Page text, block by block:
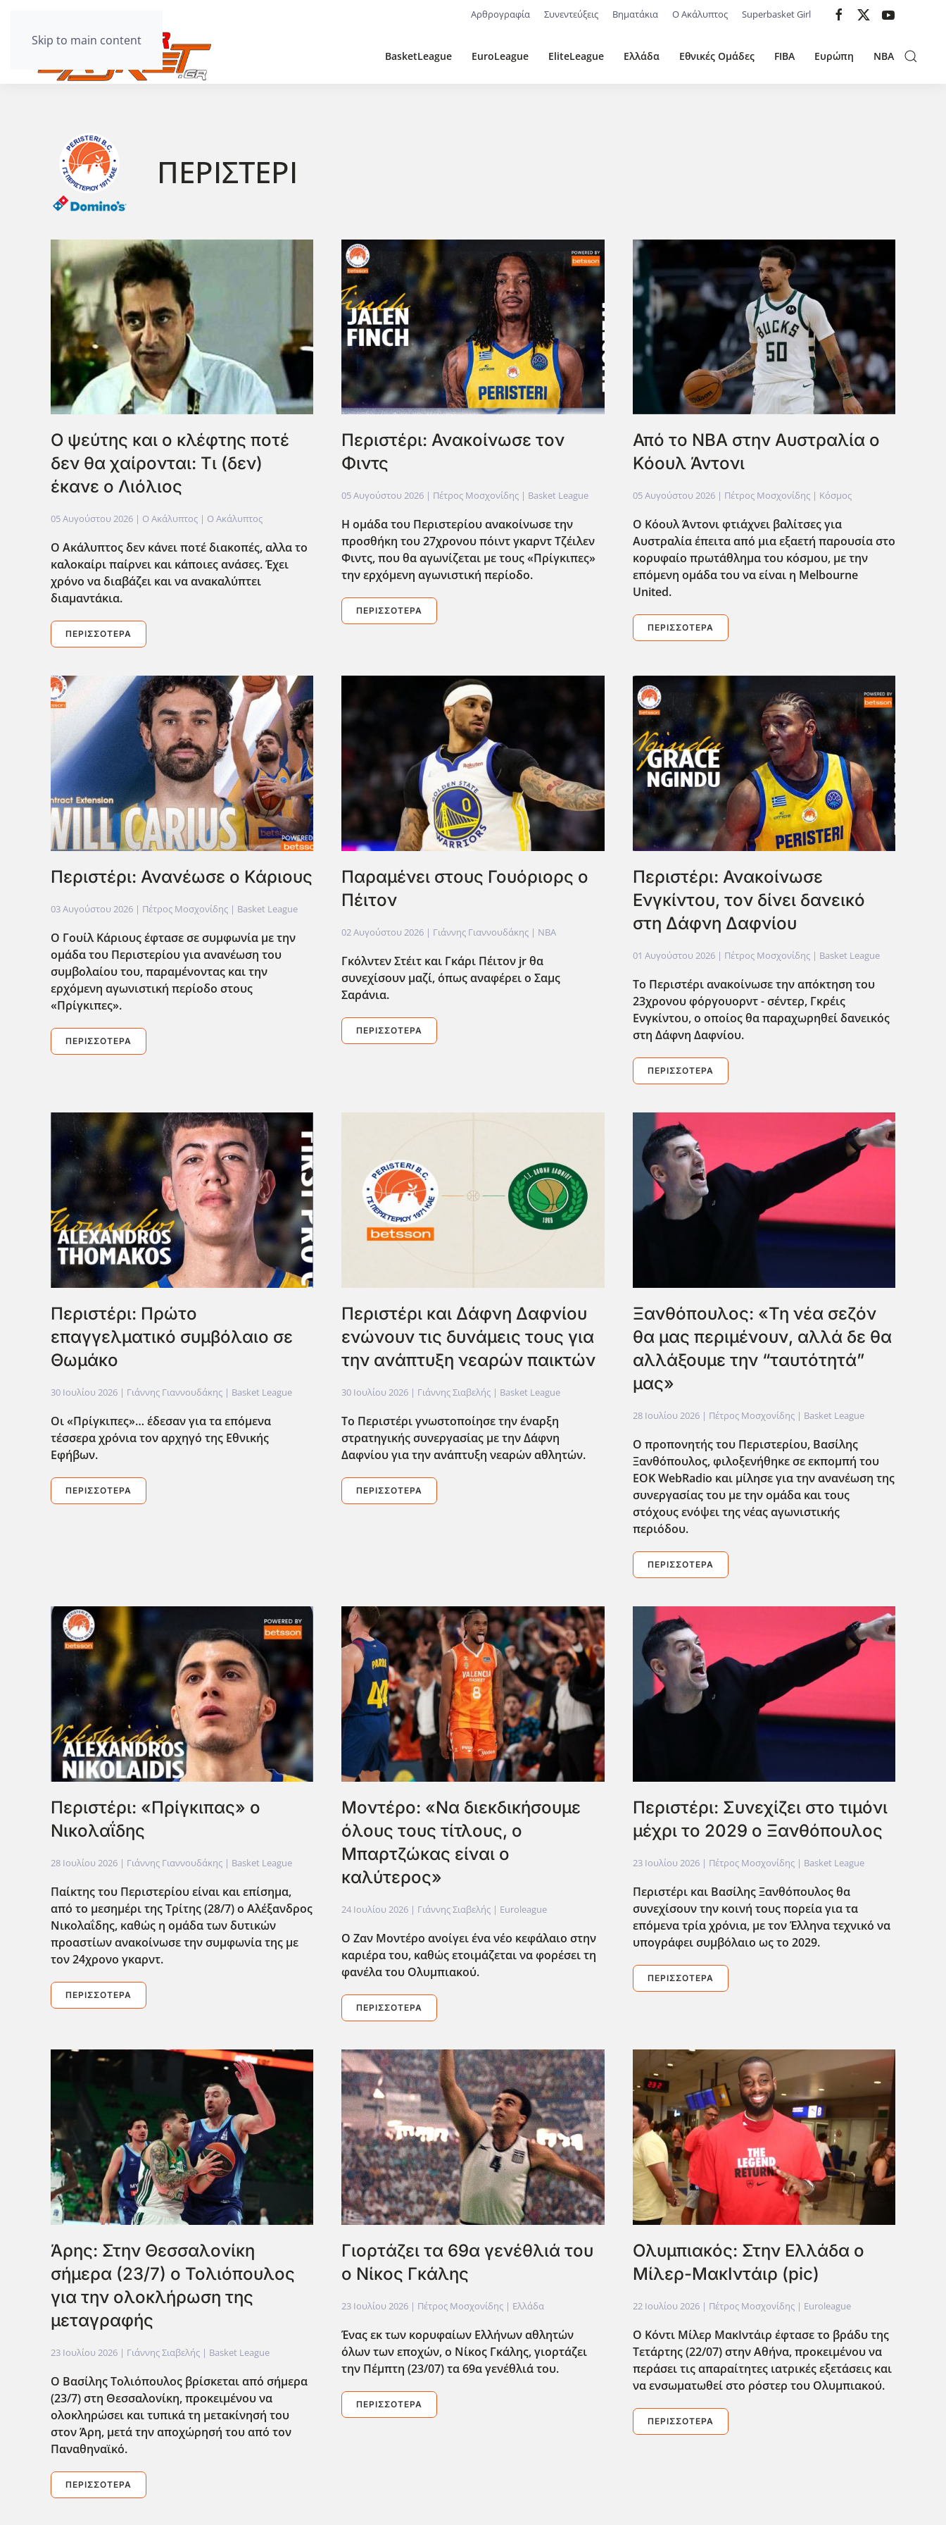
Skip to main content
Αρθρογραφία Συνεντεύξεις Βηματάκια Ο Ακάλυπτος Superbasket Girl
BasketLeague EuroLeague EliteLeague Ελλάδα Εθνικές Ομάδες FIBA Ευρώπη NBA
ΠΕΡΙΣΤΕΡΙ
Ο ψεύτης και ο κλέφτης ποτέ
δεν θα χαίρονται: Τι (δεν)
έκανε ο Λιόλιος
05 Αυγούστου 2026 | Ο Ακάλυπτος | Ο Ακάλυπτος
Ο Ακάλυπτος δεν κάνει ποτέ διακοπές, αλλα το
καλοκαίρι παίρνει και κάποιες ανάσες. Έχει
χρόνο να διαβάζει και να ανακαλύπτει
διαμαντάκια.
ΠΕΡΙΣΣΌΤΕΡΑ
Περιστέρι: Ανακοίνωσε τον
Φιντς
05 Αυγούστου 2026 | Πέτρος Μοσχονίδης | Basket League
Η ομάδα του Περιστερίου ανακοίνωσε την
προσθήκη του 27χρονου πόιντ γκαρντ Τζέιλεν
Φιντς, που θα αγωνίζεται με τους «Πρίγκιπες»
την ερχόμενη αγωνιστική περίοδο.
ΠΕΡΙΣΣΌΤΕΡΑ
Από το ΝΒΑ στην Αυστραλία ο
Κόουλ Άντονι
05 Αυγούστου 2026| Πέτρος Μοσχονίδης | Κόσμος
Ο Κόουλ Άντονι φτιάχνει βαλίτσες για
Αυστραλία έπειτα από μια εξαετή παρουσία στο
κορυφαίο πρωτάθλημα του κόσμου, με την
επόμενη ομάδα του να είναι η Melbourne
United.
ΠΕΡΙΣΣΌΤΕΡΑ
Περιστέρι: Ανανέωσε ο Κάριους
03 Αυγούστου 2026 | Πέτρος Μοσχονίδης | Basket League
Ο Γουίλ Κάριους έφτασε σε συμφωνία με την
ομάδα του Περιστερίου για ανανέωση του
συμβολαίου του, παραμένοντας και την
ερχόμενη αγωνιστική περίοδο στους
«Πρίγκιπες».
ΠΕΡΙΣΣΌΤΕΡΑ
Παραμένει στους Γουόριορς ο
Πέιτον
02 Αυγούστου 2026 | Γιάννης Γιαννουδάκης | NBA
Γκόλντεν Στέιτ και Γκάρι Πέιτον jrθα
συνεχίσουν μαζί, όπως αναφέρει ο Σαμς
Σαράνια.
ΠΕΡΙΣΣΌΤΕΡΑ
Περιστέρι: Ανακοίνωσε
Ενγκίντου, τον δίνει δανεικό
στη Δάφνη Δαφνίου
01 Αυγούστου 2026| Πέτρος Μοσχονίδης | Basket League
Το Περιστέρι ανακοίνωσε την απόκτηση του
23χρονου φόργουορντ - σέντερ, Γκρέις
Ενγκίντου, ο οποίος θα παραχωρηθεί δανεικός
στη Δάφνη Δαφνίου.
ΠΕΡΙΣΣΌΤΕΡΑ
Περιστέρι: Πρώτο
επαγγελματικό συμβόλαιο σε
Θωμάκο
30 Ιουλίου 2026 | Γιάννης Γιαννουδάκης | Basket League
Οι «Πρίγκιπες»… έδεσαν για τα επόμενα
τέσσερα χρόνια τον αρχηγό της Εθνικής
Εφήβων.
ΠΕΡΙΣΣΌΤΕΡΑ
Περιστέρι και Δάφνη Δαφνίου
ενώνουν τις δυνάμεις τους για
την ανάπτυξη νεαρών παικτών
30 Ιουλίου 2026 | Γιάννης Σιαβελής | Basket League
Το Περιστέρι γνωστοποίησε την έναρξη
στρατηγικής συνεργασίας με την Δάφνη
Δαφνίου για την ανάπτυξη νεαρών αθλητών.
ΠΕΡΙΣΣΌΤΕΡΑ
Ξανθόπουλος: «Τη νέα σεζόν
θα μας περιμένουν, αλλά δε θα
αλλάξουμε την “ταυτότητά”
μας»
28 Ιουλίου 2026| Πέτρος Μοσχονίδης | Basket League
Ο προπονητής του Περιστερίου, Βασίλης
Ξανθόπουλος, φιλοξενήθηκε σε εκπομπή του
ΕΟΚ WebRadio και μίλησε για την ανανέωση της
συνεργασίας του με την ομάδα και τους
στόχους ενόψει της νέας αγωνιστικής
περιόδου.
ΠΕΡΙΣΣΌΤΕΡΑ
Περιστέρι: «Πρίγκιπας» ο
Νικολαΐδης
28 Ιουλίου 2026 | Γιάννης Γιαννουδάκης | Basket League
Παίκτης του Περιστερίου είναι και επίσημα,
από το μεσημέρι της Τρίτης (28/7) ο Αλέξανδρος
Νικολαΐδης, καθώς η ομάδα των δυτικών
προαστίων ανακοίνωσε την συμφωνία της με
τον 24χρονο γκαρντ.
ΠΕΡΙΣΣΌΤΕΡΑ
Μοντέρο: «Να διεκδικήσουμε
όλους τους τίτλους, ο
Μπαρτζώκας είναι ο
καλύτερος»
24 Ιουλίου 2026 | Γιάννης Σιαβελής | Euroleague
Ο Ζαν Μοντέρο ανοίγει ένα νέο κεφάλαιο στην
καριέρα του, καθώς ετοιμάζεται να φορέσει τη
φανέλα του Ολυμπιακού.
ΠΕΡΙΣΣΌΤΕΡΑ
Περιστέρι: Συνεχίζει στο τιμόνι
μέχρι το 2029 ο Ξανθόπουλος
23 Ιουλίου 2026| Πέτρος Μοσχονίδης | Basket League
Περιστέρι και Βασίλης Ξανθόπουλος θα
συνεχίσουν την κοινή τους πορεία για τα
επόμενα τρία χρόνια, με τον Έλληνα τεχνικό να
υπογράφει συμβόλαιο ως το 2029.
ΠΕΡΙΣΣΌΤΕΡΑ
Άρης: Στην Θεσσαλονίκη
σήμερα (23/7) ο Τολιόπουλος
για την ολοκλήρωση της
μεταγραφής
23 Ιουλίου 2026 | Γιάννης Σιαβελής | Basket League
Ο Βασίλης Τολιόπουλος βρίσκεται από σήμερα
(23/7) στη Θεσσαλονίκη, προκειμένου να
ολοκληρώσει και τυπικά τη μετακίνησή του
στον Άρη, μετά την αποχώρησή του από τον
Παναθηναϊκό.
ΠΕΡΙΣΣΌΤΕΡΑ
Γιορτάζει τα 69α γενέθλιά του
ο Νίκος Γκάλης
23 Ιουλίου 2026 | Πέτρος Μοσχονίδης | Ελλάδα
Ένας εκ των κορυφαίων Ελλήνων αθλητών
όλων των εποχών, ο Νίκος Γκάλης, γιορτάζει
την Πέμπτη (23/07) τα 69α γενέθλιά του.
ΠΕΡΙΣΣΌΤΕΡΑ
Ολυμπιακός: Στην Ελλάδα ο
Μίλερ-ΜακΙντάιρ (pic)
22 Ιουλίου 2026| Πέτρος Μοσχονίδης | Euroleague
Ο Κόντι Μίλερ ΜακΙντάιρ έφτασε το βράδυ της
Τετάρτης (22/07) στην Αθήνα, προκειμένου να
περάσει τις απαραίτητες ιατρικές εξετάσεις και
να ενσωματωθεί στο ρόστερ του Ολυμπιακού.
ΠΕΡΙΣΣΌΤΕΡΑ